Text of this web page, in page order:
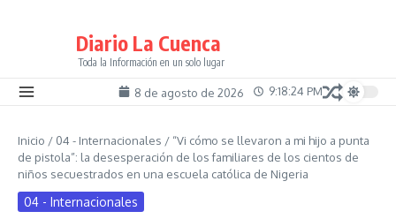
Diario La Cuenca
Toda la Información en un solo lugar
8 de agosto de 2026 9:18:25 PM
Inicio / 04 - Internacionales / “Vi cómo se llevaron a mi hijo a punta
de pistola”: la desesperación de los familiares de los cientos de
niños secuestrados en una escuela católica de Nigeria
04 - Internacionales